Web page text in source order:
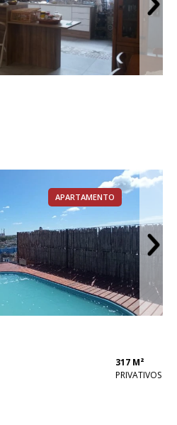
APARTAMENTO
317 M²
PRIVATIVOS